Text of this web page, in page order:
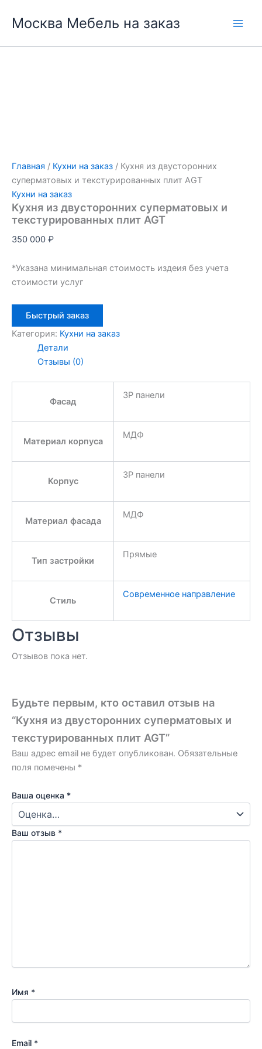
Москва Мебель на заказ
Главная / Кухни на заказ / Кухня из двусторонних
суперматовых и текстурированных плит AGT
Кухни на заказ
Кухня из двусторонних суперматовых и
текстурированных плит AGT
350 000 ₽
*Указана минимальная стоимость издеия без учета
стоимости услуг
Быстрый заказ
Категория: Кухни на заказ
Детали
Отзывы (0)
Фасад
3P панели
Материал корпуса
МДФ
Корпус
3P панели
Материал фасада
МДФ
Тип застройки
Прямые
Стиль
Современное направление
Отзывы
Отзывов пока нет.
Будьте первым, кто оставил отзыв на
“Кухня из двусторонних суперматовых и
текстурированных плит AGT”
Ваш адрес email не будет опубликован. Обязательные
поля помечены *
Ваша оценка *
Ваш отзыв *
Имя *
Email *